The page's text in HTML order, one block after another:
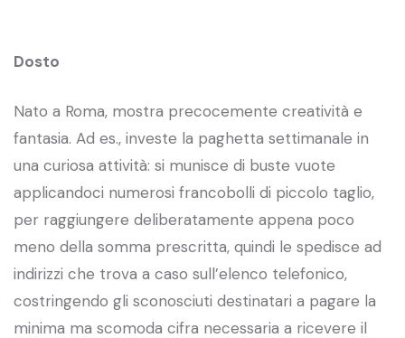
Dosto
Nato a Roma, mostra precocemente creatività e
fantasia. Ad es., investe la paghetta settimanale in
una curiosa attività: si munisce di buste vuote
applicandoci numerosi francobolli di piccolo taglio,
per raggiungere deliberatamente appena poco
meno della somma prescritta, quindi le spedisce ad
indirizzi che trova a caso sull’elenco telefonico,
costringendo gli sconosciuti destinatari a pagare la
minima ma scomoda cifra necessaria a ricevere il